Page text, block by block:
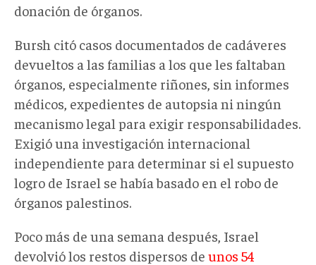
donación de órganos.
Bursh citó casos documentados de cadáveres
devueltos a las familias a los que les faltaban
órganos, especialmente riñones, sin informes
médicos, expedientes de autopsia ni ningún
mecanismo legal para exigir responsabilidades.
Exigió una investigación internacional
independiente para determinar si el supuesto
logro de Israel se había basado en el robo de
órganos palestinos.
Poco más de una semana después, Israel
devolvió los restos dispersos de unos 54